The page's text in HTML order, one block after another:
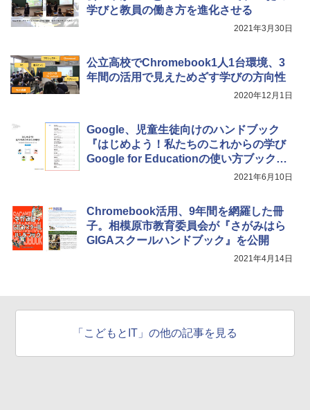
学びと教員の働き方を進化させる
2021年3月30日
公立高校でChromebook1人1台環境、3
年間の活用で見えためざす学びの方向性
2020年12月1日
Google、児童生徒向けのハンドブック
『はじめよう！私たちのこれからの学び
Google for Educationの使い方ブック』
2021年6月10日
Chromebook活用、9年間を網羅した冊
子。相模原市教育委員会が『さがみはら
GIGAスクールハンドブック』を公開
2021年4月14日
「こどもとIT」の他の記事を見る